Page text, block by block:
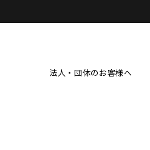
法人・団体のお客様へ